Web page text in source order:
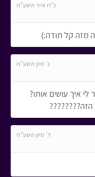
כ"ח אייר תשע"ח
ג' סיון תשע"ח
איך עושים אותו?
ד' סיון תשע"ח